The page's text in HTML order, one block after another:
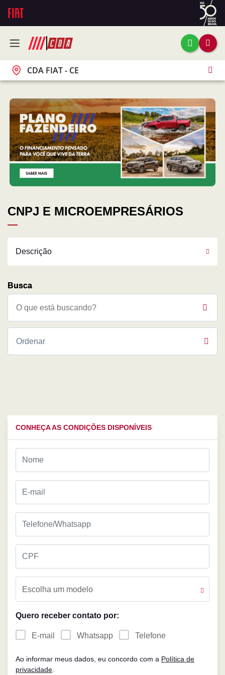
CDA FIAT - CE
CNPJ E MICROEMPRESÁRIOS
Descrição
CONHEÇA AS CONDIÇÕES DISPONÍVEIS
Escolha um modelo
Quero receber contato por:
E-mail Whatsapp Telefone
Ao informar meus dados, eu concordo com a Política de
privacidade.